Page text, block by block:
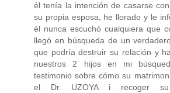
él tenía la intención de casarse
su propia esposa, he llorado y le
él nunca escuchó cualquiera que
llegó en búsqueda de un
que podría destruir su relación y
nuestros 2 hijos en mi
testimonio sobre cómo su
el Dr. UZOYA i recoger su